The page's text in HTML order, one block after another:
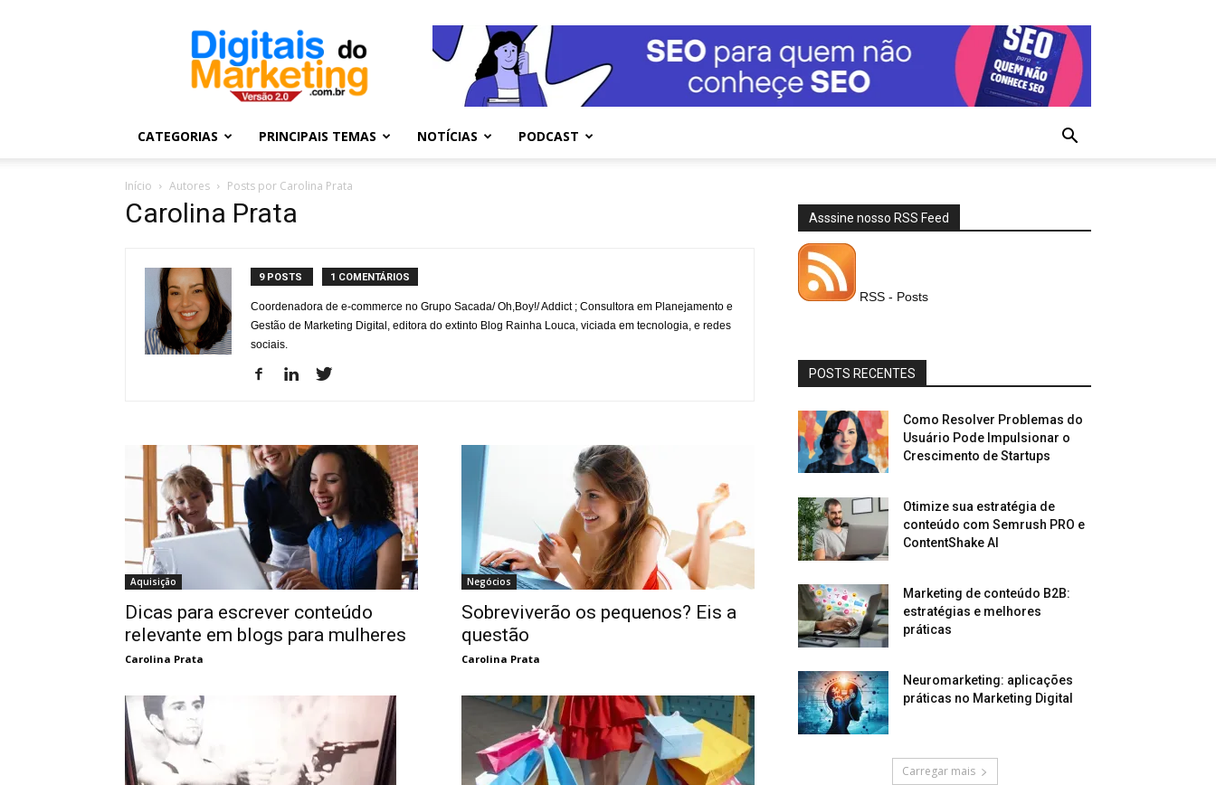
Digitais
Marketing
CATEGORIAS PRINCIPAIS TEMAS NOTÍCIAS PODCAST
Início Autores Posts por Carolina Prata
Carolina Prata
9 POSTS 1 COMENTÁRIOS
Coordenadora de e-commerce no Grupo Sacada/ Oh,Boy!/ Addict ; Consultora em Planejamento e
Gestão de Marketing Digital, editora do extinto Blog Rainha Louca, viciada em tecnologia, e redes
sociais.
Aquisição
Dicas para escrever conteúdo
relevante em blogs para mulheres
Carolina Prata
Negócios
Sobreviverão os pequenos? Eis a
questão
Carolina Prata
Asssine nosso RSS Feed
RSS - Posts
POSTS RECENTES
Como Resolver Problemas do
Usuário Pode Impulsionar o
Crescimento de Startups
Otimize sua estratégia de
conteúdo com Semrush PRO e
ContentShake AI
Marketing de conteúdo B2B:
estratégias e melhores
práticas
Neuromarketing: aplicações
práticas no Marketing Digital
Carregar mais